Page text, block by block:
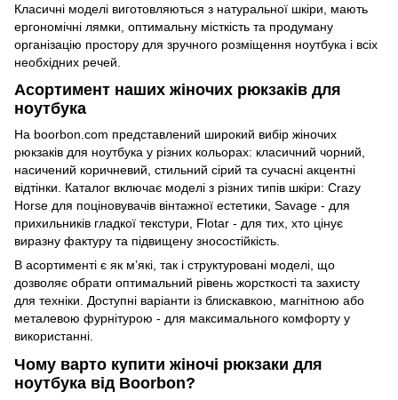
Класичні моделі виготовляються з натуральної шкіри, мають
ергономічні лямки, оптимальну місткість та продуману
організацію простору для зручного розміщення ноутбука і всіх
необхідних речей.
Асортимент наших жіночих рюкзаків для
ноутбука
На boorbon.com представлений широкий вибір жіночих
рюкзаків для ноутбука у різних кольорах: класичний чорний,
насичений коричневий, стильний сірий та сучасні акцентні
відтінки. Каталог включає моделі з різних типів шкіри: Crazy
Horse для поціновувачів вінтажної естетики, Savage - для
прихильників гладкої текстури, Flotar - для тих, хто цінує
виразну фактуру та підвищену зносостійкість.
В асортименті є як м’які, так і структуровані моделі, що
дозволяє обрати оптимальний рівень жорсткості та захисту
для техніки. Доступні варіанти із блискавкою, магнітною або
металевою фурнітурою - для максимального комфорту у
використанні.
Чому варто купити жіночі рюкзаки для
ноутбука від Boorbon?